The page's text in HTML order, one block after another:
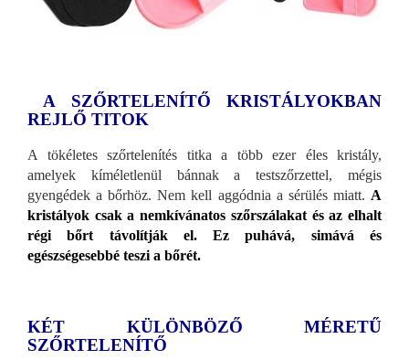
A SZŐRTELENÍTŐ KRISTÁLYOKBAN
REJLŐ TITOK
A tökéletes szőrtelenítés titka a több ezer éles kristály,
amelyek kíméletlenül bánnak a testszőrzettel, mégis
gyengédek a bőrhöz. Nem kell aggódnia a sérülés miatt. A
kristályok csak a nemkívánatos szőrszálakat és az elhalt
régi bőrt távolítják el. Ez puhává, simává és
egészségesebbé teszi a bőrét.
KÉT KÜLÖNBÖZŐ MÉRETŰ
SZŐRTELENÍTŐ